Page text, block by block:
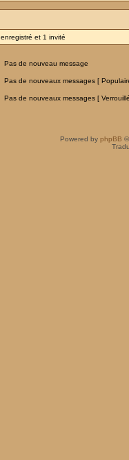
et 1 invité
Pas de nouveau message
Pas de nouveaux messages [
Pas de nouveaux messages [
Powered by phpBB